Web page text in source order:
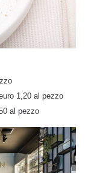
1,20 al pezzo
al pezzo